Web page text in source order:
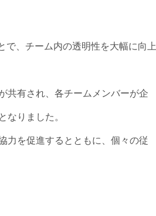
で、チーム内の透明性を大幅に向上
共有され、各チームメンバーが企
なりました。
力を促進するとともに、個々の従